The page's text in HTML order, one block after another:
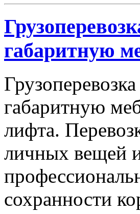
габаритную
габаритную
лифта.
личных вещей
сохранности